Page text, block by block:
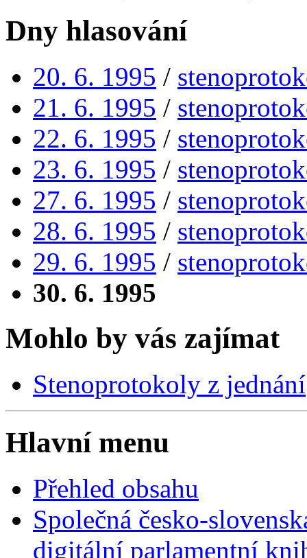
Dny hlasování
20. 6. 1995 /
21. 6. 1995 /
22. 6. 1995 /
23. 6. 1995 /
27. 6. 1995 /
28. 6. 1995 /
29. 6. 1995 /
30. 6. 1995
Mohlo by vás zajímat
Stenoprotokoly z jednání
Hlavní menu
Přehled obsahu
Společná česko-
digitální parlamentní